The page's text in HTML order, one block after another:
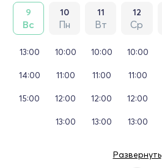
9
Вс
10
Пн
11
Вт
12
Ср
13:00
14:00
15:00
10:00
11:00
12:00
13:00
10:00
11:00
12:00
13:00
10:00
11:00
12:00
13:00
Развернуть